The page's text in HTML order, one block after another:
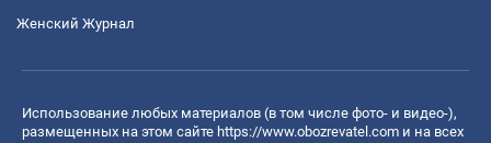
Женский Журнал
Использование любых материалов (в том числе фото- и видео-),
размещенных на этом сайте https://www.obozrevatel.com и на всех